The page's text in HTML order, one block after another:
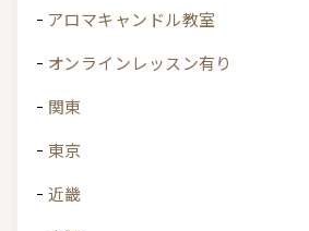
アロマキャンドル教室
オンラインレッスン有り
関東
東京
近畿